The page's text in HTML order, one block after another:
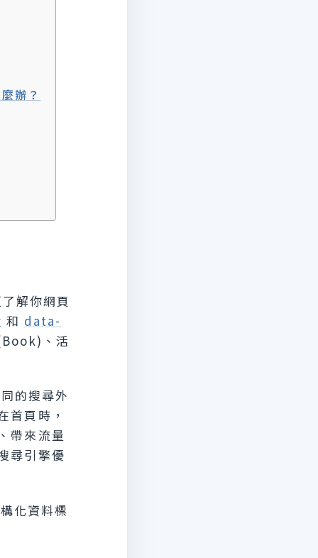
辦？
解你網頁
和 data-
、活
的搜尋外
首頁時，
帶來流量
尋引擎優
化資料標